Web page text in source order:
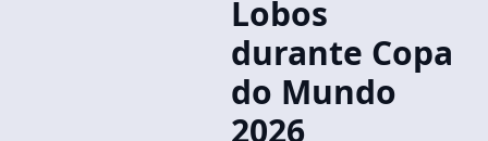
Lobos
durante Copa
do Mundo
2026